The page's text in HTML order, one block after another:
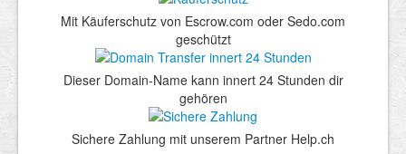
Mit Käuferschutz von Escrow.com oder Sedo.com
geschützt
Dieser Domain-Name kann innert 24 Stunden dir
gehören
Sichere Zahlung mit unserem Partner Help.ch